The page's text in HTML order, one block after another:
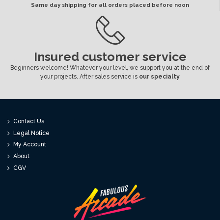
Same day shipping for all orders placed before noon
Insured customer service
Beginners welcome! Whatever your level, we support you at the end of
your projects. After sales service is our specialty
Contact Us
Legal Notice
My Account
About
CGV